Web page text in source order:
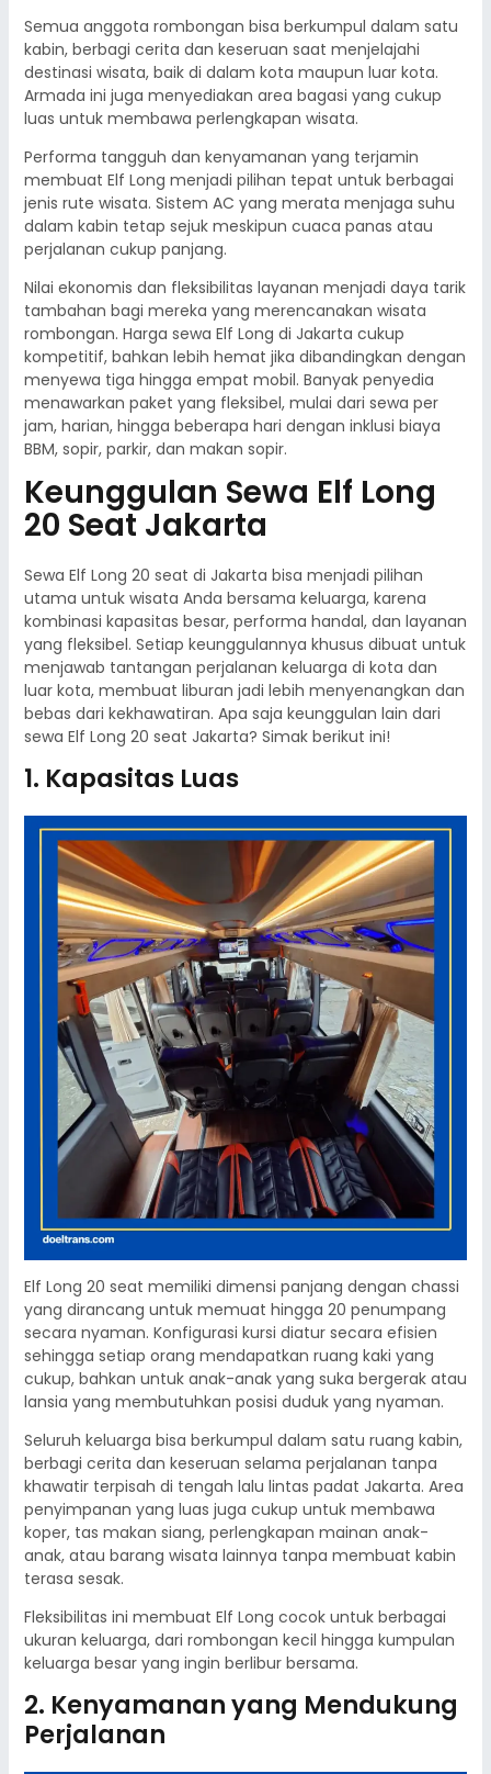
Semua anggota rombongan bisa berkumpul dalam satu
kabin, berbagi cerita dan keseruan saat menjelajahi
destinasi wisata, baik di dalam kota maupun luar kota.
Armada ini juga menyediakan area bagasi yang cukup
luas untuk membawa perlengkapan wisata.
Performa tangguh dan kenyamanan yang terjamin
membuat Elf Long menjadi pilihan tepat untuk berbagai
jenis rute wisata. Sistem AC yang merata menjaga suhu
dalam kabin tetap sejuk meskipun cuaca panas atau
perjalanan cukup panjang.
Nilai ekonomis dan fleksibilitas layanan menjadi daya tarik
tambahan bagi mereka yang merencanakan wisata
rombongan. Harga sewa Elf Long di Jakarta cukup
kompetitif, bahkan lebih hemat jika dibandingkan dengan
menyewa tiga hingga empat mobil. Banyak penyedia
menawarkan paket yang fleksibel, mulai dari sewa per
jam, harian, hingga beberapa hari dengan inklusi biaya
BBM, sopir, parkir, dan makan sopir.
Keunggulan Sewa Elf Long
20 Seat Jakarta
Sewa Elf Long 20 seat di Jakarta bisa menjadi pilihan
utama untuk wisata Anda bersama keluarga, karena
kombinasi kapasitas besar, performa handal, dan layanan
yang fleksibel. Setiap keunggulannya khusus dibuat untuk
menjawab tantangan perjalanan keluarga di kota dan
luar kota, membuat liburan jadi lebih menyenangkan dan
bebas dari kekhawatiran. Apa saja keunggulan lain dari
sewa Elf Long 20 seat Jakarta? Simak berikut ini!
1. Kapasitas Luas
Elf Long 20 seat memiliki dimensi panjang dengan chassi
yang dirancang untuk memuat hingga 20 penumpang
secara nyaman. Konfigurasi kursi diatur secara efisien
sehingga setiap orang mendapatkan ruang kaki yang
cukup, bahkan untuk anak-anak yang suka bergerak atau
lansia yang membutuhkan posisi duduk yang nyaman.
Seluruh keluarga bisa berkumpul dalam satu ruang kabin,
berbagi cerita dan keseruan selama perjalanan tanpa
khawatir terpisah di tengah lalu lintas padat Jakarta. Area
penyimpanan yang luas juga cukup untuk membawa
koper, tas makan siang, perlengkapan mainan anak-
anak, atau barang wisata lainnya tanpa membuat kabin
terasa sesak.
Fleksibilitas ini membuat Elf Long cocok untuk berbagai
ukuran keluarga, dari rombongan kecil hingga kumpulan
keluarga besar yang ingin berlibur bersama.
2. Kenyamanan yang Mendukung
Perjalanan